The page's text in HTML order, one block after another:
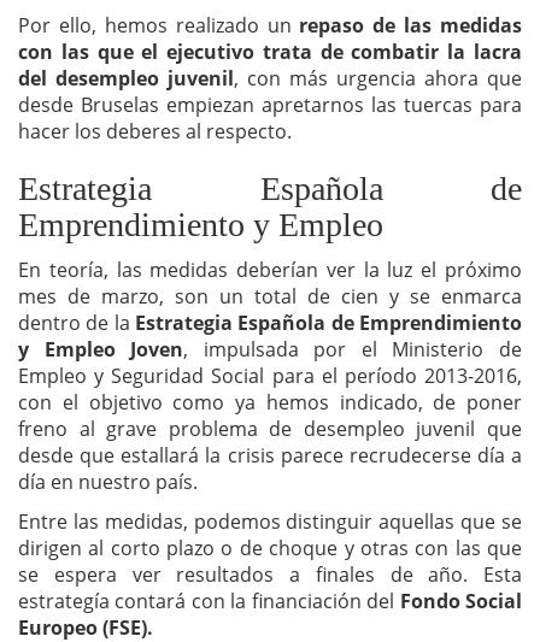
Por ello, hemos realizado un repaso de las medidas
con las que el ejecutivo trata de combatir la lacra
del desempleo juvenil, con más urgencia ahora que
desde Bruselas empiezan apretarnos las tuercas para
hacer los deberes al respecto.
Estrategia Española de
Emprendimiento y Empleo
En teoría, las medidas deberían ver la luz el próximo
mes de marzo, son un total de cien y se enmarca
dentro de la Estrategia Española de Emprendimiento
y Empleo Joven, impulsada por el Ministerio de
Empleo y Seguridad Social para el período 2013-2016,
con el objetivo como ya hemos indicado, de poner
freno al grave problema de desempleo juvenil que
desde que estallará la crisis parece recrudecerse día a
día en nuestro país.
Entre las medidas, podemos distinguir aquellas que se
dirigen al corto plazo o de choque y otras con las que
se espera ver resultados a finales de año. Esta
estrategía contará con la financiación del Fondo Social
Europeo (FSE).